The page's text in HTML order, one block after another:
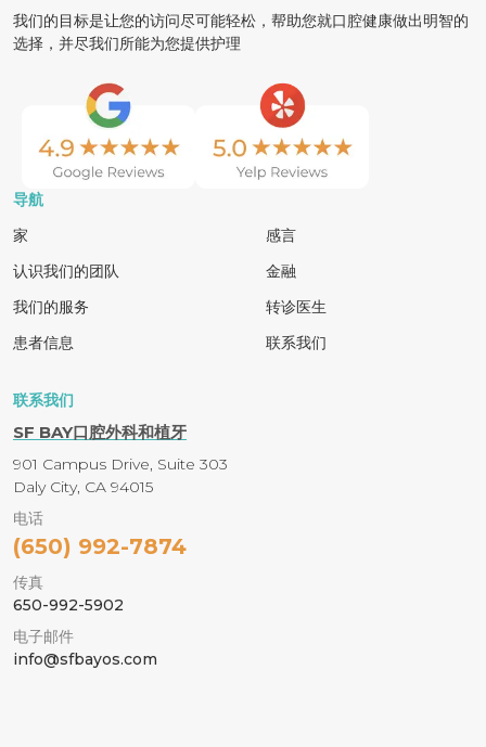
我们的目标是让您的访问尽可能轻松，帮助您就口腔健康做出明智的
选择，并尽我们所能为您提供护理
导航
家
认识我们的团队
我们的服务
患者信息
感言
金融
转诊医生
联系我们
联系我们
SF BAY口腔外科和植牙
901 Campus Drive, Suite 303
Daly City, CA 94015
电话
(650) 992-7874
传真
650-992-5902
电子邮件
info@sfbayos.com